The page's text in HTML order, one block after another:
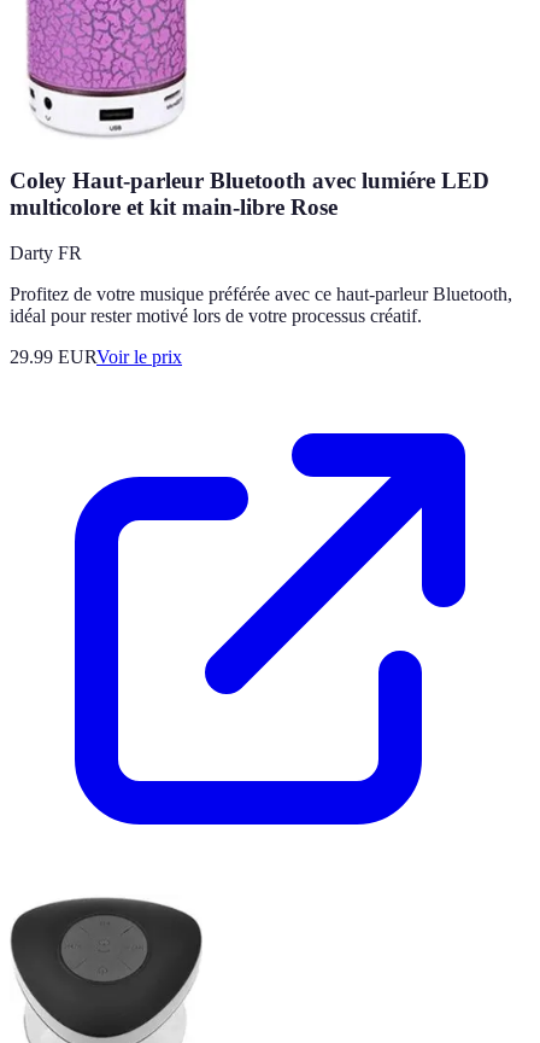
Coley Haut-parleur Bluetooth avec lumiére LED
multicolore et kit main-libre Rose
Darty FR
Profitez de votre musique préférée avec ce haut-parleur Bluetooth,
idéal pour rester motivé lors de votre processus créatif.
29.99 EURVoir le prix